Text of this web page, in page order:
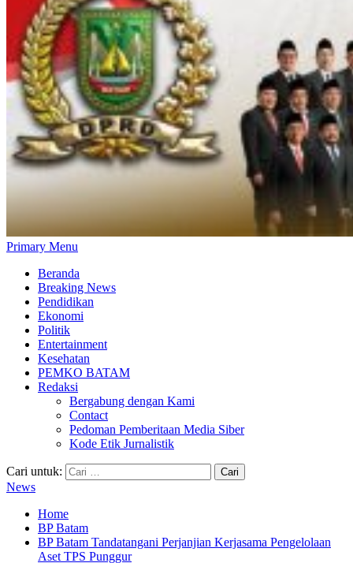
Primary Menu
Beranda
Breaking News
Pendidikan
Ekonomi
Politik
Entertainment
Kesehatan
PEMKO BATAM
Redaksi
Bergabung dengan Kami
Contact
Pedoman Pemberitaan Media Siber
Kode Etik Jurnalistik
Cari untuk:
News
Home
BP Batam
BP Batam Tandatangani Perjanjian Kerjasama Pengelolaan
Aset TPS Punggur